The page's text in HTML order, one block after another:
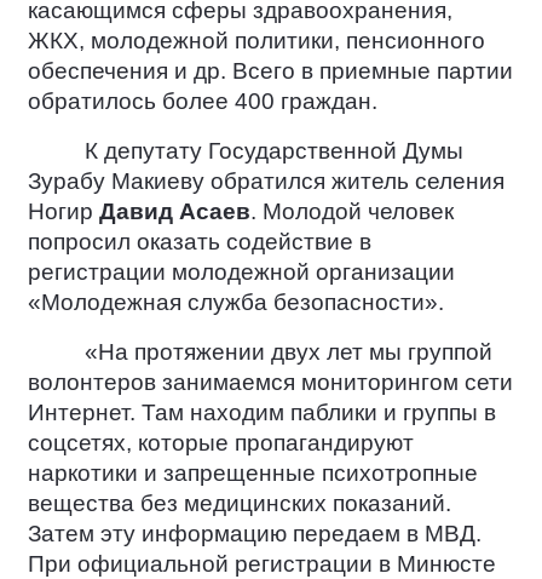
касающимся сферы здравоохранения,
ЖКХ, молодежной политики, пенсионного
обеспечения и др. Всего в приемные партии
обратилось более 400 граждан.
К депутату Государственной Думы
Зурабу Макиеву обратился житель селения
Ногир Давид Асаев. Молодой человек
попросил оказать содействие в
регистрации молодежной организации
«Молодежная служба безопасности».
«На протяжении двух лет мы группой
волонтеров занимаемся мониторингом сети
Интернет. Там находим паблики и группы в
соцсетях, которые пропагандируют
наркотики и запрещенные психотропные
вещества без медицинских показаний.
Затем эту информацию передаем в МВД.
При официальной регистрации в Минюсте